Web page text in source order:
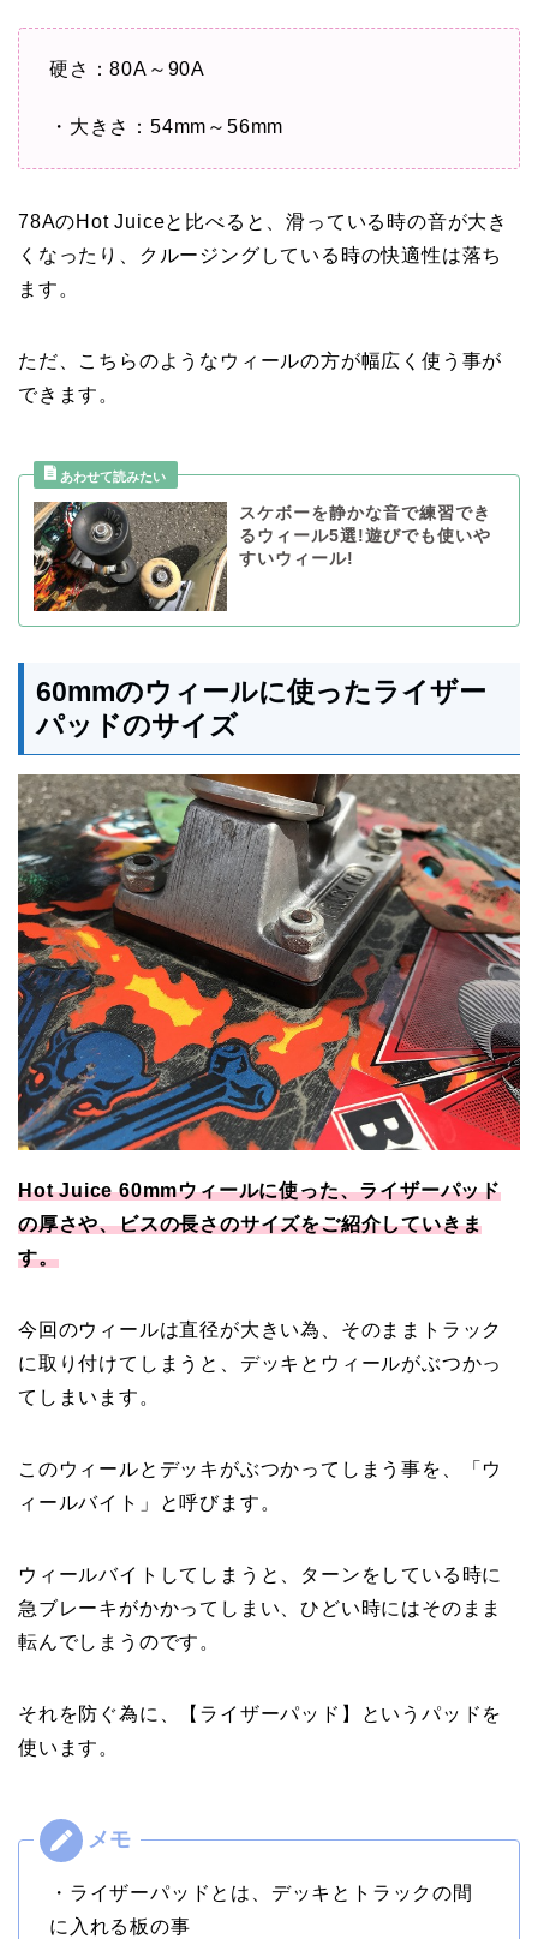
硬さ：80A～90A
・大きさ：54mm～56mm
78AのHot Juiceと比べると、滑っている時の音が大き
くなったり、クルージングしている時の快適性は落ち
ます。
ただ、こちらのようなウィールの方が幅広く使う事が
できます。
スケボーを静かな音で練習でき
るウィール5選!遊びでも使いや
すいウィール!
60mmのウィールに使ったライザー
パッドのサイズ
Hot Juice 60mmウィールに使った、ライザーパッド
の厚さや、ビスの長さのサイズをご紹介していきま
す。
今回のウィールは直径が大きい為、そのままトラック
に取り付けてしまうと、デッキとウィールがぶつかっ
てしまいます。
このウィールとデッキがぶつかってしまう事を、「ウ
ィールバイト」と呼びます。
ウィールバイトしてしまうと、ターンをしている時に
急ブレーキがかかってしまい、ひどい時にはそのまま
転んでしまうのです。
それを防ぐ為に、【ライザーパッド】というパッドを
使います。
・ライザーパッドとは、デッキとトラックの間
に入れる板の事